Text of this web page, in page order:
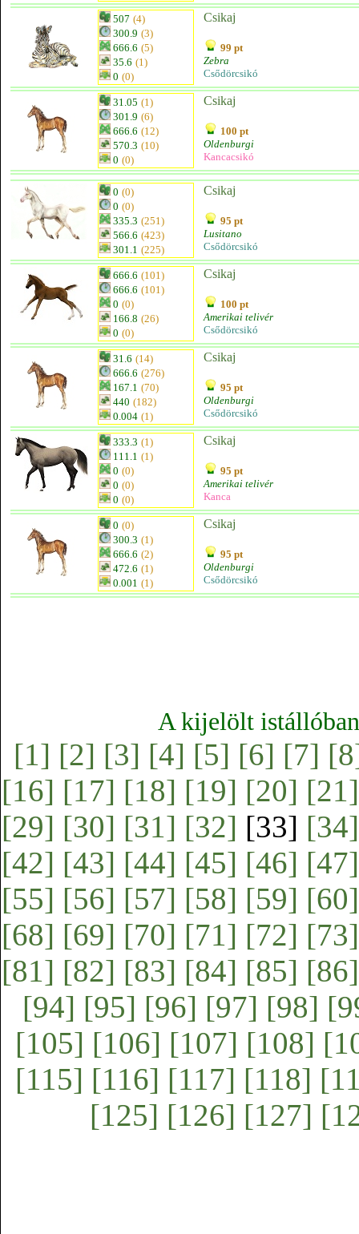
507 (4)
300.9 (3)
666.6 (5)
35.6 (1)
0 (0)
Csikaj
99 pt
Zebra
Csődörcsikó
31.05 (1)
301.9 (6)
666.6 (12)
570.3 (10)
0 (0)
Csikaj
100 pt
Oldenburgi
Kancacsikó
0 (0)
0 (0)
335.3 (251)
566.6 (423)
301.1 (225)
Csikaj
95 pt
Lusitano
Csődörcsikó
666.6 (101)
666.6 (101)
0 (0)
166.8 (26)
0 (0)
Csikaj
100 pt
Amerikai telivér
Csődörcsikó
31.6 (14)
666.6 (276)
167.1 (70)
440 (182)
0.004 (1)
Csikaj
95 pt
Oldenburgi
Csődörcsikó
333.3 (1)
111.1 (1)
0 (0)
0 (0)
0 (0)
Csikaj
95 pt
Amerikai telivér
Kanca
0 (0)
300.3 (1)
666.6 (2)
472.6 (1)
0.001 (1)
Csikaj
95 pt
Oldenburgi
Csődörcsikó
A kijelölt
[1] [2] [3] [4] [5] [6] [7]
[16] [17] [18] [19] [20] [21]
[29] [30] [31] [32] [33] [34]
[42] [43] [44] [45] [46] [47]
[55] [56] [57] [58] [59] [60]
[68] [69] [70] [71] [72] [73]
[81] [82] [83] [84] [85] [86]
[94] [95] [96] [97] [98]
[105] [106] [107] [108]
[115] [116] [117] [118]
[125] [126] [127]